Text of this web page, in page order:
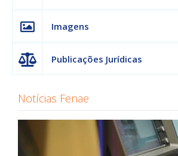
Imagens
Publicações Jurídicas
Notícias Fenae